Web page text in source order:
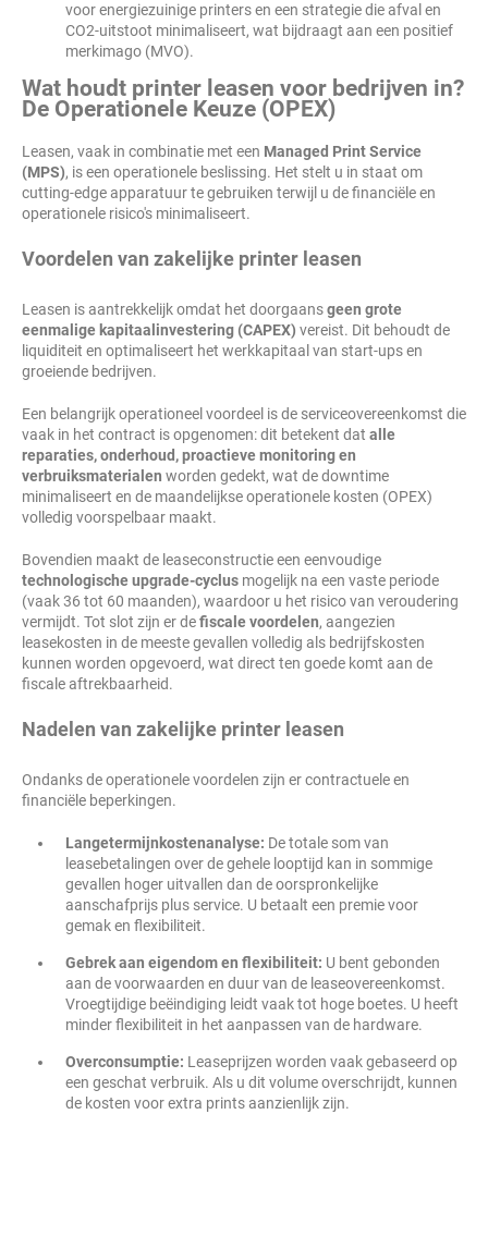
voor energiezuinige printers en een strategie die afval en
CO2-uitstoot minimaliseert, wat bijdraagt aan een positief
merkimago (MVO).
Wat houdt printer leasen voor bedrijven in?
De Operationele Keuze (OPEX)
Leasen, vaak in combinatie met een Managed Print Service
(MPS), is een operationele beslissing. Het stelt u in staat om
cutting-edge apparatuur te gebruiken terwijl u de financiële en
operationele risico's minimaliseert.
Voordelen van zakelijke printer leasen
Leasen is aantrekkelijk omdat het doorgaansgeen grote
eenmalige kapitaalinvestering (CAPEX) vereist. Dit behoudt de
liquiditeit en optimaliseert het werkkapitaal van start-ups en
groeiende bedrijven.
Een belangrijk operationeel voordeel is de serviceovereenkomst die
vaak in het contract is opgenomen: dit betekent dat alle
reparaties, onderhoud, proactieve monitoring en
verbruiksmaterialen worden gedekt, wat de downtime
minimaliseert en de maandelijkse operationele kosten (OPEX)
volledig voorspelbaar maakt.
Bovendien maakt de leaseconstructie een eenvoudige
technologische upgrade-cyclus mogelijk na een vaste periode
(vaak 36 tot 60 maanden), waardoor u het risico van veroudering
vermijdt. Tot slot zijn er defiscale voordelen, aangezien
leasekosten in de meeste gevallen volledig als bedrijfskosten
kunnen worden opgevoerd, wat direct ten goede komt aan de
fiscale aftrekbaarheid.
Nadelen van zakelijke printer leasen
Ondanks de operationele voordelen zijn er contractuele en
financiële beperkingen.
Langetermijnkostenanalyse: De totale som van
leasebetalingen over de gehele looptijd kan in sommige
gevallen hoger uitvallen dan de oorspronkelijke
aanschafprijs plus service. U betaalt een premie voor
gemak en flexibiliteit.
Gebrek aan eigendom en flexibiliteit: U bent gebonden
aan de voorwaarden en duur van de leaseovereenkomst.
Vroegtijdige beëindiging leidt vaak tot hoge boetes. U heeft
minder flexibiliteit in het aanpassen van de hardware.
Overconsumptie: Leaseprijzen worden vaak gebaseerd op
een geschat verbruik. Als u dit volume overschrijdt, kunnen
de kosten voor extra prints aanzienlijk zijn.